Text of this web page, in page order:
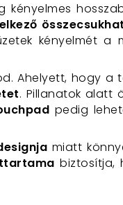
kényelmét a
Ahelyett, hogy a
. Pillanatok alatt
pedig
miatt
biztosítja,